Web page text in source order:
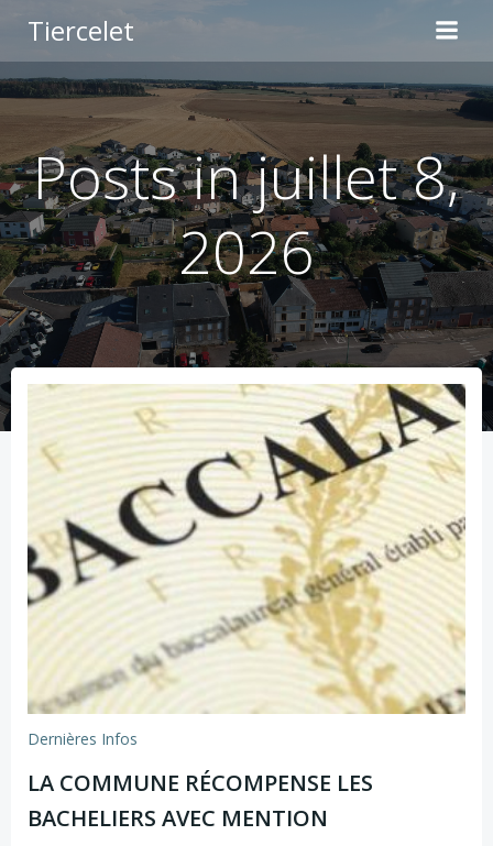
contenu
Tiercelet
Posts in juillet 8,
2026
Dernières Infos
LA COMMUNE RÉCOMPENSE LES
BACHELIERS AVEC MENTION